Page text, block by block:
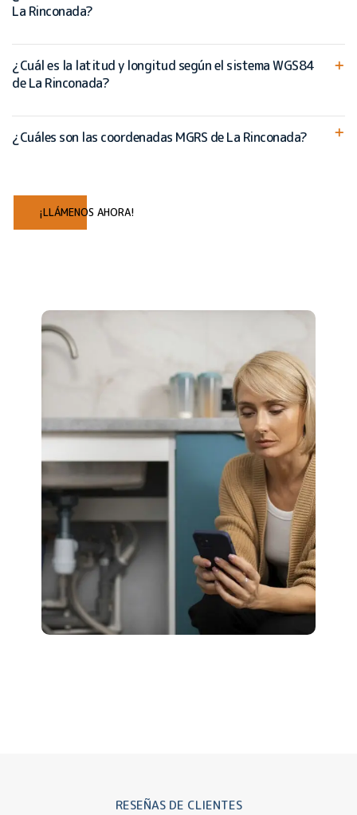
La Rinconada?
¿Cuál es la latitud y longitud según el sistema WGS84
de La Rinconada?
¿Cuáles son las coordenadas MGRS de La Rinconada?
¡LLÁMENOS AHORA!
RESEÑAS DE CLIENTES